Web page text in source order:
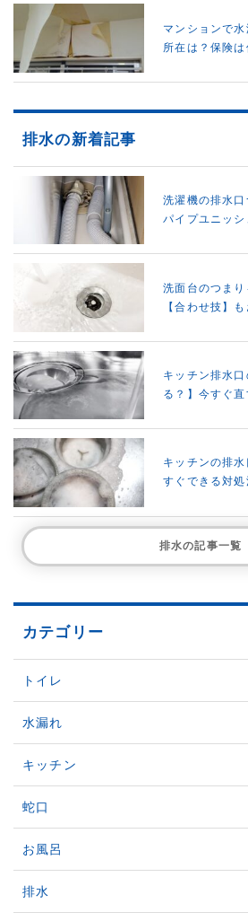
カテゴリー
トイレ
水漏れ
キッチン
蛇口
お風呂
排水
排水の新着記事
洗濯機の排水口
パイプユニッシ
洗面台のつまり
【合わせ技】
キッチン排水
る？】今すぐ
キッチンの排
すぐできる対
排水の記事一覧
マンションで
所在は？保険は